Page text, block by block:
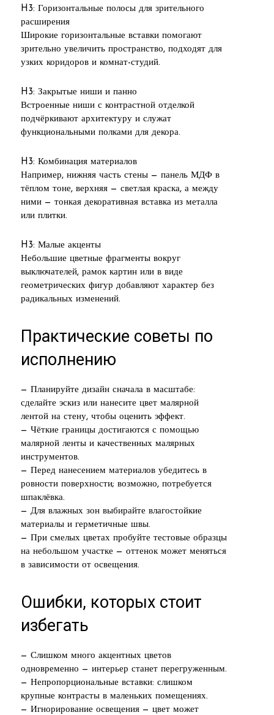
H3: Горизонтальные полосы для зрительного
расширения
Широкие горизонтальные вставки помогают
зрительно увеличить пространство, подходят для
узких коридоров и комнат-студий.
H3: Закрытые ниши и панно
Встроенные ниши с контрастной отделкой
подчёркивают архитектуру и служат
функциональными полками для декора.
H3: Комбинация материалов
Например, нижняя часть стены — панель МДФ в
тёплом тоне, верхняя — светлая краска, а между
ними — тонкая декоративная вставка из металла
или плитки.
H3: Малые акценты
Небольшие цветные фрагменты вокруг
выключателей, рамок картин или в виде
геометрических фигур добавляют характер без
радикальных изменений.
Практические советы по
исполнению
— Планируйте дизайн сначала в масштабе:
сделайте эскиз или нанесите цвет малярной
лентой на стену, чтобы оценить эффект.
— Чёткие границы достигаются с помощью
малярной ленты и качественных малярных
инструментов.
— Перед нанесением материалов убедитесь в
ровности поверхности; возможно, потребуется
шпаклёвка.
— Для влажных зон выбирайте влагостойкие
материалы и герметичные швы.
— При смелых цветах пробуйте тестовые образцы
на небольшом участке — оттенок может меняться
в зависимости от освещения.
Ошибки, которых стоит
избегать
— Слишком много акцентных цветов
одновременно — интерьер станет перегруженным.
— Непропорциональные вставки: слишком
крупные контрасты в маленьких помещениях.
— Игнорирование освещения — цвет может